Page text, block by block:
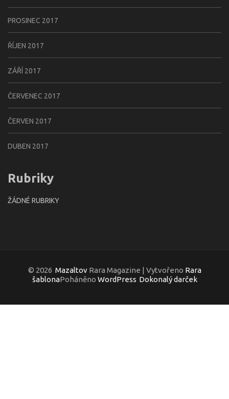
PROSINEC 2017
ŘÍJEN 2017
ZÁŘÍ 2017
ČERVENEC 2017
ČERVEN 2017
DUBEN 2017
Rubriky
ŽÁDNÉ RUBRIKY
© 2026 MazaltovRara Magazine | Vytvořeno Rara
šablonaPoháněno WordPress Dokonalý darček